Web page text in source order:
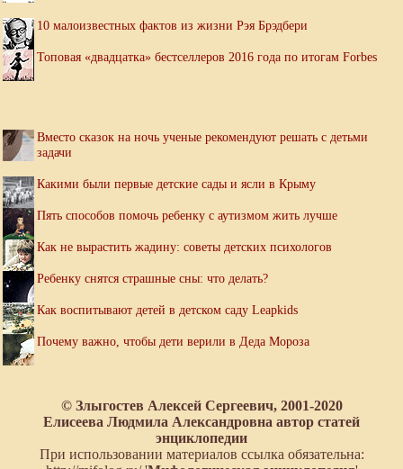
10 малоизвестных фактов из жизни Рэя Брэдбери
Топовая «двадцатка» бестселлеров 2016 года по итогам Forbes
Вместо сказок на ночь ученые рекомендуют решать с детьми
задачи
Какими были первые детские сады и ясли в Крыму
Пять способов помочь ребенку с аутизмом жить лучше
Как не вырастить жадину: советы детских психологов
Ребенку снятся страшные сны: что делать?
Как воспитывают детей в детском саду Leapkids
Почему важно, чтобы дети верили в Деда Мороза
© Злыгостев Алексей Сергеевич, 2001-2020
Елисеева Людмила Александровна автор статей
энциклопедии
При использовании материалов ссылка обязательна: